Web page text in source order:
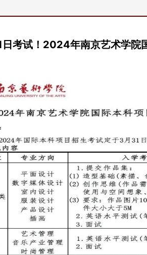
考试！2024年南京艺术学院